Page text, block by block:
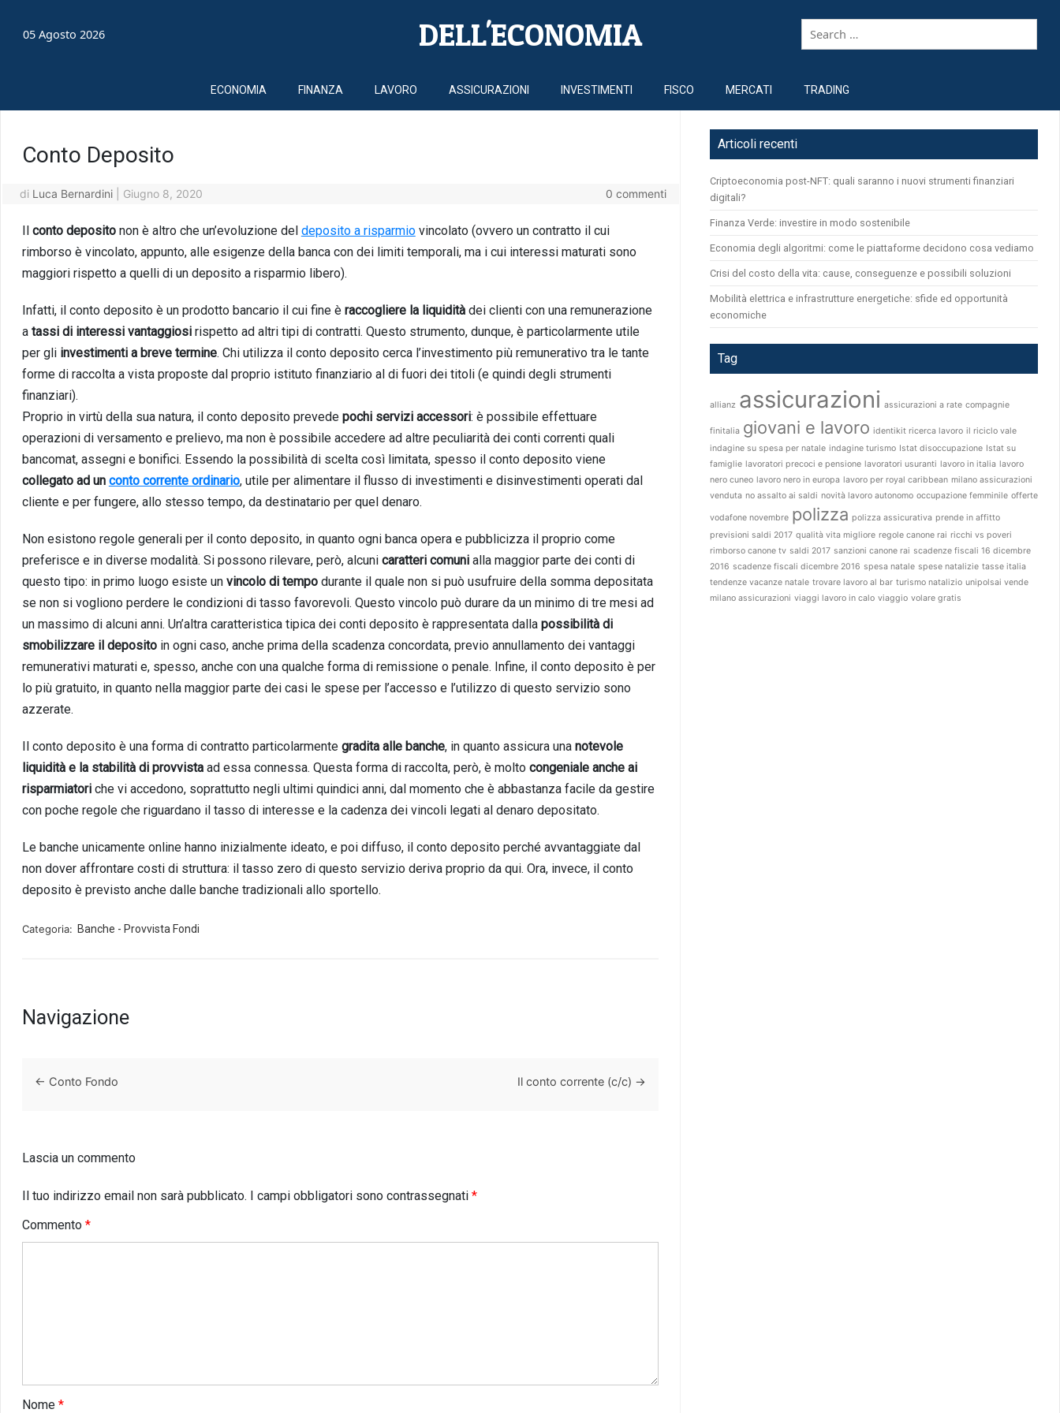
05 Agosto 2026 DELL'ECONOMIA
ECONOMIA FINANZA LAVORO ASSICURAZIONI INVESTIMENTI FISCO MERCATI TRADING
Conto Deposito
di Luca Bernardini Giugno 8, 2020 0 commenti
Il conto depositonon è altro che un’evoluzione del deposito a risparmiovincolato (ovvero un contratto il cui
rimborso è vincolato, appunto, alle esigenze della banca con dei limiti temporali, ma i cui interessi maturati sono
maggiori rispetto a quelli di un deposito a risparmio libero).
Infatti, il conto deposito è un prodotto bancario il cui fine è raccogliere la liquiditàdei clienti con una remunerazione
a tassi di interessi vantaggiosirispetto ad altri tipi di contratti. Questo strumento, dunque, è particolarmente utile
per gli investimenti a breve termine. Chi utilizza il conto deposito cerca l’investimento più remunerativo tra le tante
forme di raccolta a vista proposte dal proprio istituto finanziario al di fuori dei titoli (e quindi degli strumenti
finanziari).
Proprio in virtù della sua natura, il conto deposito prevede pochi servizi accessori: èpossibileeffettuare
operazioni di versamento e prelievo, ma non è possibile accedere ad altre peculiarità dei conti correnti quali
bancomat, assegni e bonifici. Essendo la possibilità di scelta così limitata, spesso il conto deposito viene
collegato ad un conto corrente ordinario, utile per alimentare il flusso di investimenti e disinvestimenti operati dal
cliente e per fungere, allo stesso tempo, da destinatario per quel denaro.
Non esistono regole generali per il conto deposito, in quanto ogni banca opera e pubblicizza il proprio come
preferisce e in diverse modalità. Si possono rilevare, però, alcuni caratteri comunialla maggior parte dei conti di
questo tipo: in primo luogo esiste un vincolo di tempodurante il quale non si può usufruire della somma depositata
se non si vogliono perdere le condizioni di tasso favorevoli. Questo vincolo può durare da un minimo di tre mesi ad
un massimo di alcuni anni. Un’altra caratteristica tipica dei conti deposito è rappresentata dalla possibilità di
smobilizzare il depositoin ogni caso, anche prima della scadenza concordata, previo annullamento dei vantaggi
remunerativi maturati e, spesso, anche con una qualche forma di remissione o penale. Infine, il conto deposito è per
lo più gratuito, in quanto nella maggior parte dei casi le spese per l’accesso e l’utilizzo di questo servizio sono
azzerate.
Il conto deposito è una forma di contratto particolarmente gradita alle banche, in quanto assicura una notevole
liquidità e la stabilità di provvistaad essa connessa. Questa forma di raccolta, però, è molto congeniale anche ai
risparmiatoriche vi accedono, soprattutto negli ultimi quindici anni, dal momento che è abbastanza facile da gestire
con poche regole che riguardano il tasso di interesse e la cadenza dei vincoli legati al denaro depositato.
Le banche unicamente online hanno inizialmente ideato, e poi diffuso, il conto deposito perché avvantaggiate dal
non dover affrontare costi di struttura: il tasso zero di questo servizio deriva proprio da qui. Ora, invece, il conto
deposito è previsto anche dalle banche tradizionali allo sportello.
Categoria: Banche - Provvista Fondi
Navigazione
← Conto Fondo Il conto corrente (c/c) →
Lascia un commento
Il tuo indirizzo email non sarà pubblicato. I campi obbligatori sono contrassegnati *
Commento *
Nome *
Articoli recenti
Criptoeconomia post-NFT: quali saranno i nuovi strumenti finanziari
digitali?
Finanza Verde: investire in modo sostenibile
Economia degli algoritmi: come le piattaforme decidono cosa vediamo
Crisi del costo della vita: cause, conseguenze e possibili soluzioni
Mobilità elettrica e infrastrutture energetiche: sfide ed opportunità
economiche
Tag
allianz assicurazioni assicurazioni a rate compagnie
finitalia giovani e lavoro identikit ricerca lavoro il riciclo vale
indagine su spesa per natale indagine turismo Istat disoccupazione Istat su
famiglie lavoratori precoci e pensione lavoratori usuranti lavoro in italia lavoro
nero cuneo lavoro nero in europa lavoro per royal caribbean milano assicurazioni
venduta no assalto ai saldi novità lavoro autonomo occupazione femminile offerte
vodafone novembre polizza polizza assicurativa prende in affitto
previsioni saldi 2017 qualità vita migliore regole canone rai ricchi vs poveri
rimborso canone tv saldi 2017 sanzioni canone rai scadenze fiscali 16 dicembre
2016 scadenze fiscali dicembre 2016 spesa natale spese natalizie tasse italia
tendenze vacanze natale trovare lavoro al bar turismo natalizio unipolsai vende
milano assicurazioni viaggi lavoro in calo viaggio volare gratis